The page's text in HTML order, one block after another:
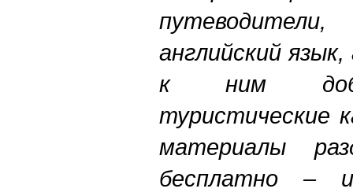
английский
к ним
туристические
материалы
бесплатно –